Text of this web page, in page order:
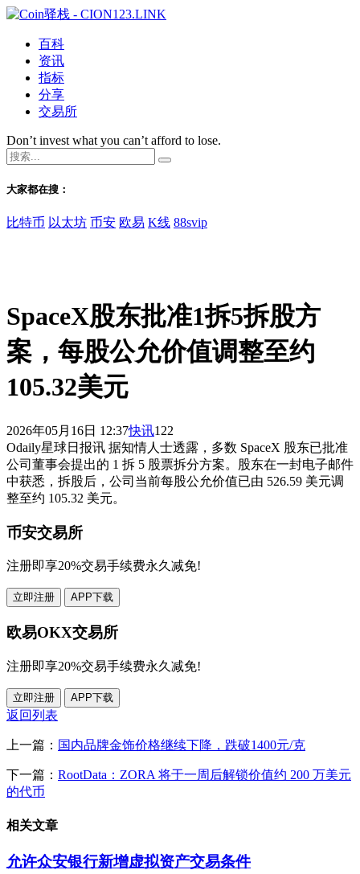
百科
资讯
指标
分享
交易所
Don’t invest what you can’t afford to lose.
大家都在搜：
比特币 以太坊 币安 欧易 K线 88svip
SpaceX股东批准1拆5拆股方
案，每股公允价值调整至约
105.32美元
2026年05月16日 12:37快讯122
Odaily星球日报讯 据知情人士透露，多数 SpaceX 股东已批准
公司董事会提出的 1 拆 5 股票拆分方案。股东在一封电子邮件
中获悉，拆股后，公司当前每股公允价值已由 526.59 美元调
整至约 105.32 美元。
币安交易所
注册即享20%交易手续费永久减免!
立即注册 APP下载
欧易OKX交易所
注册即享20%交易手续费永久减免!
立即注册 APP下载
返回列表
上一篇： 国内品牌金饰价格继续下降，跌破1400元/克
下一篇： RootData：ZORA 将于一周后解锁价值约 200 万美元
的代币
相关文章
允许众安银行新增虚拟资产交易条件